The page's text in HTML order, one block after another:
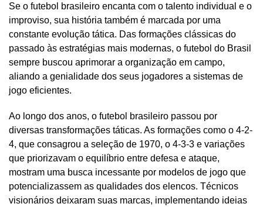
Se o futebol brasileiro encanta com o talento individual e o
improviso, sua história também é marcada por uma
constante evolução tática. Das formações clássicas do
passado às estratégias mais modernas, o futebol do Brasil
sempre buscou aprimorar a organização em campo,
aliando a genialidade dos seus jogadores a sistemas de
jogo eficientes.
Ao longo dos anos, o futebol brasileiro passou por
diversas transformações táticas. As formações como o 4-2-
4, que consagrou a seleção de 1970, o 4-3-3 e variações
que priorizavam o equilíbrio entre defesa e ataque,
mostram uma busca incessante por modelos de jogo que
potencializassem as qualidades dos elencos. Técnicos
visionários deixaram suas marcas, implementando ideias